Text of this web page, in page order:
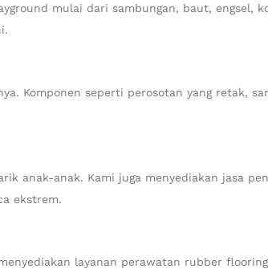
mulai dari sambungan, baut, engsel,
Komponen seperti perosotan yang retak,
anak-anak. Kami juga menyediakan jasa
ekstrem.
layanan perawatan rubber